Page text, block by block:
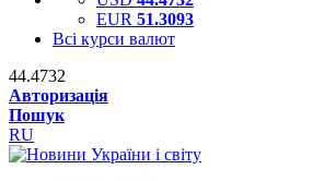
EUR 51.3093
Всі курси валют
44.4732
Авторизація
Пошук
RU